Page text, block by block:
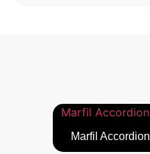
Marfil Accordion